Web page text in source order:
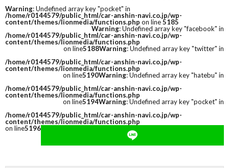
Warning: Undefined array key "pocket" in
/home/r0144579/public_html/car-anshin-navi.co.jp/wp-
content/themes/lionmedia/functions.php on line5185
Warning: Undefined array key "facebook" in
/home/r0144579/public_html/car-anshin-navi.co.jp/wp-
content/themes/lionmedia/functions.php
on line5188Warning: Undefined array key "twitter" in
/home/r0144579/public_html/car-anshin-navi.co.jp/wp-
content/themes/lionmedia/functions.php
on line5190Warning: Undefined array key "hatebu" in
/home/r0144579/public_html/car-anshin-navi.co.jp/wp-
content/themes/lionmedia/functions.php
on line5194Warning: Undefined array key "pocket" in
/home/r0144579/public_html/car-anshin-navi.co.jp/wp-
content/themes/lionmedia/functions.php
on line5196